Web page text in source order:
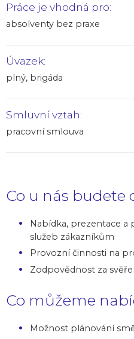
Práce je vhodná pro:
absolventy bez praxe
Úvazek:
plný, brigáda
Smluvní vztah:
pracovní smlouva
Co u nás budete
Nabídka, prezentace a
služeb zákazníkům
Provozní činnosti na
Zodpovědnost za
Co můžeme
Možnost plánování